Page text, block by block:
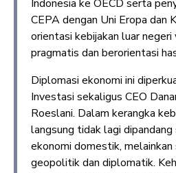
Indonesia ke OECD serta
CEPA dengan Uni Eropa dan
orientasi kebijakan luar negeri
pragmatis dan berorientasi
Diplomasi ekonomi ini
Investasi sekaligus CEO
Roeslani. Dalam kerangka
langsung tidak lagi
ekonomi domestik,
geopolitik dan diplomatik.